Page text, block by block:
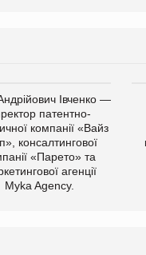
Івченко —
патентно-
компанії «Вайз
консалтингової
«Парето» та
агенції
Myka Agency.